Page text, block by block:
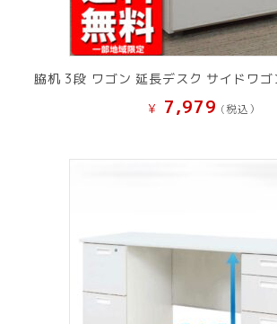
脇机 3段 ワゴン 延長デスク サイドワ
¥ 7,979 (税込）